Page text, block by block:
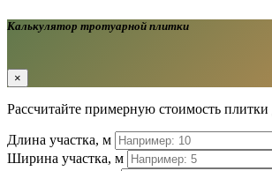
Калькулятор тротуарной плитки
×
Рассчитайте примерную стоимость плитки
Длина участка, м
Ширина участка, м